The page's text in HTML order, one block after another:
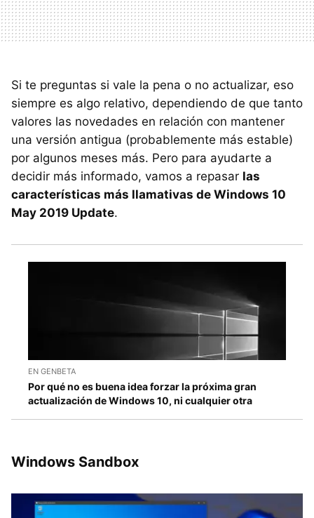
Si te preguntas si vale la pena o no actualizar, eso
siempre es algo relativo, dependiendo de que tanto
valores las novedades en relación con mantener
una versión antigua (probablemente más estable)
por algunos meses más. Pero para ayudarte a
decidir más informado, vamos a repasar las
características más llamativas de Windows 10
May 2019 Update.
EN GENBETA
Por qué no es buena idea forzar la próxima gran
actualización de Windows 10, ni cualquier otra
Windows Sandbox